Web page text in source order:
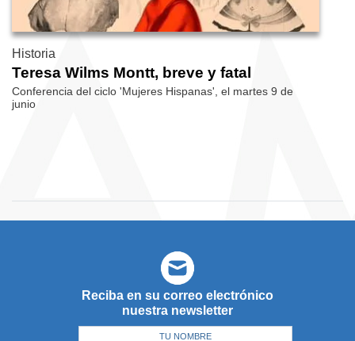
Historia
Teresa Wilms Montt, breve y fatal
Conferencia del ciclo 'Mujeres Hispanas', el martes 9 de
junio
Reciba en su correo electrónico
nuestra newsletter